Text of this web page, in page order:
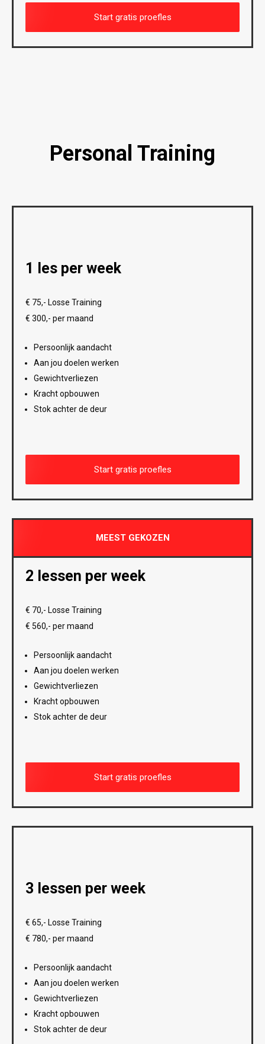
Start gratis proefles
Personal Training
1 les per week
€ 75,- Losse Training
€ 300,- per maand
Persoonlijk aandacht
Aan jou doelen werken
Gewichtverliezen
Kracht opbouwen
Stok achter de deur
Start gratis proefles
MEEST GEKOZEN
2 lessen per week
€ 70,- Losse Training
€ 560,- per maand
Persoonlijk aandacht
Aan jou doelen werken
Gewichtverliezen
Kracht opbouwen
Stok achter de deur
Start gratis proefles
3 lessen per week
€ 65,- Losse Training
€ 780,- per maand
Persoonlijk aandacht
Aan jou doelen werken
Gewichtverliezen
Kracht opbouwen
Stok achter de deur